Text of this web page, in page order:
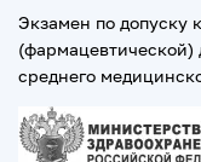
Экзамен по допуску
(фармацевтической)
среднего